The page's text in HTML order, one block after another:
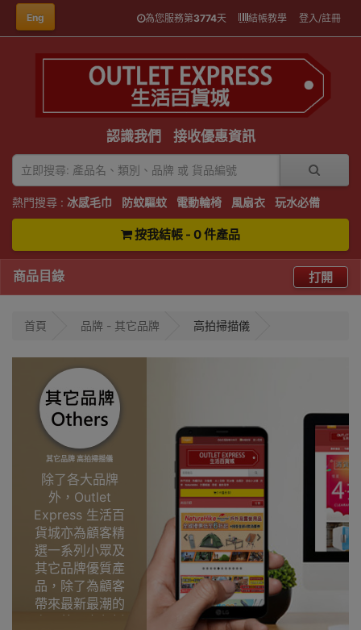
Eng 為您服務第3774天 結帳教學 登入/註冊
認識我們 接收優惠資訊
熱門搜尋 : 冰感毛巾 防蚊驅蚊 電動輪椅 風扇衣 玩水必備
按我結帳 - 0 件產品
商品目錄 打開
首頁 品牌 - 其它品牌 高拍掃描儀
其它品牌 高拍掃描儀
除了各大品牌
外，Outlet
Express 生活百
貨城亦為顧客精
選一系列小眾及
其它品牌優質產
品，除了為顧客
帶來最新最潮的
產品外，亦包括